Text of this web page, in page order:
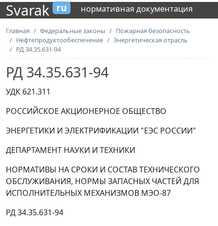
Svarak ru нормативная документация
Главная Федеральные законы
Пожарная безопасность
Нефтепродуктообеспечение
Энергетическая отрасль
РД 34.35.631-94
РД 34.35.631-94
УДК 621.311
РОССИЙСКОЕ АКЦИОНЕРНОЕ ОБЩЕСТВО
ЭНЕРГЕТИКИ И ЭЛЕКТРИФИКАЦИИ "ЕЭС РОССИИ"
ДЕПАРТАМЕНТ НАУКИ И ТЕХНИКИ
НОРМАТИВЫ НА СРОКИ И СОСТАВ ТЕХНИЧЕСКОГО
ОБСЛУЖИВАНИЯ, НОРМЫ ЗАПАСНЫХ ЧАСТЕЙ ДЛЯ
ИСПОЛНИТЕЛЬНЫХ МЕХАНИЗМОВ МЭО-87
РД 34.35.631-94